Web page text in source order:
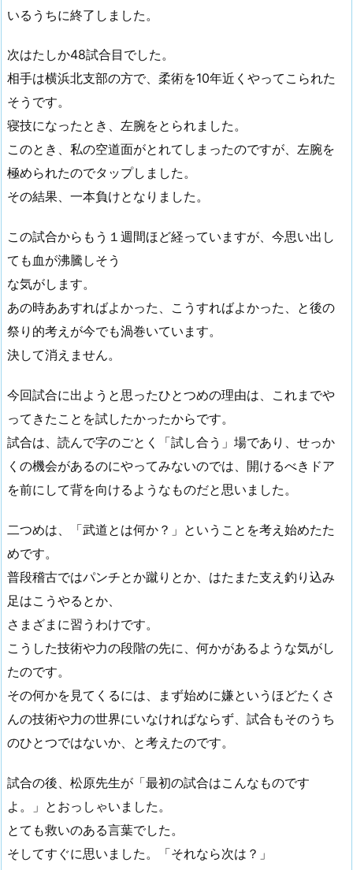
いるうちに終了しました。
次はたしか48試合目でした。
相手は横浜北支部の方で、柔術を10年近くやってこられた
そうです。
寝技になったとき、左腕をとられました。
このとき、私の空道面がとれてしまったのですが、左腕を
極められたのでタップしました。
その結果、一本負けとなりました。
この試合からもう１週間ほど経っていますが、今思い出し
ても血が沸騰しそう
な気がします。
あの時ああすればよかった、こうすればよかった、と後の
祭り的考えが今でも渦巻いています。
決して消えません。
今回試合に出ようと思ったひとつめの理由は、これまでや
ってきたことを試したかったからです。
試合は、読んで字のごとく「試し合う」場であり、せっか
くの機会があるのにやってみないのでは、開けるべきドア
を前にして背を向けるようなものだと思いました。
二つめは、「武道とは何か？」ということを考え始めたた
めです。
普段稽古ではパンチとか蹴りとか、はたまた支え釣り込み
足はこうやるとか、
さまざまに習うわけです。
こうした技術や力の段階の先に、何かがあるような気がし
たのです。
その何かを見てくるには、まず始めに嫌というほどたくさ
んの技術や力の世界にいなければならず、試合もそのうち
のひとつではないか、と考えたのです。
試合の後、松原先生が「最初の試合はこんなものです
よ。」とおっしゃいました。
とても救いのある言葉でした。
そしてすぐに思いました。「それなら次は？」